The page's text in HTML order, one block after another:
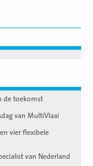
de toekomst
van MultiVlaai
vier flexibele
van Nederland